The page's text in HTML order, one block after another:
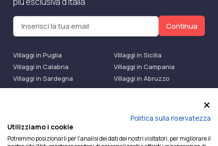
Continua
Villaggi in Puglia
Villaggi in Sicilia
Villaggi in Calabria
Villaggi in Campania
Villaggi in Sardegna
Villaggi in Abruzzo
Villaggi Bluserena
Villaggi TH Resort
Ilmiovillaggio è un marchio di Ekiwi S.r.l.
Politica sulla riservatezza
Utilizziamo i cookie
Potremmo posizionarli per l'analisi dei dati dei nostri visitatori, per migliorare il